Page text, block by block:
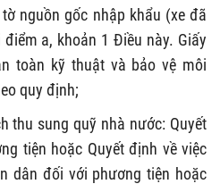
nguồn gốc nhập khẩu (xe đã
a, khoản 1 Điều này. Giấy
toàn kỹ thuật và bảo vệ môi
quy định;
thu sung quỹ nhà nước: Quyết
tiện hoặc Quyết định về việc
dân đối với phương tiện hoặc